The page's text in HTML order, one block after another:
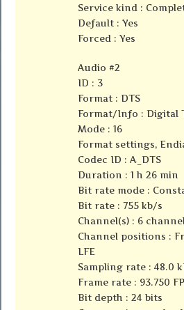
Service kind :
Default : Yes
Forced : Yes
Audio #2
ID : 3
Format : DTS
Format/Info : Digital
Mode : 16
Format settings,
Codec ID : A_DTS
Duration : 1 h 26 min
Bit rate mode :
Bit rate : 755 kb/s
Channel(s) : 6
Channel positions :
LFE
Sampling rate : 48.0
Frame rate : 93.750
Bit depth : 24 bits